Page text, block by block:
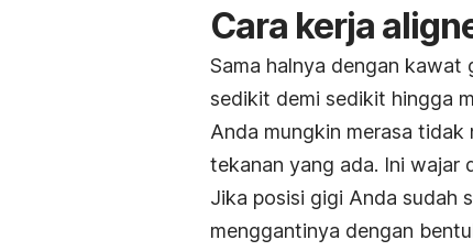
Cara kerja
Sama halnya dengan kawat
sedikit demi sedikit hingga
Anda mungkin merasa
tekanan yang ada. Ini wajar
Jika posisi gigi Anda sudah
menggantinya dengan